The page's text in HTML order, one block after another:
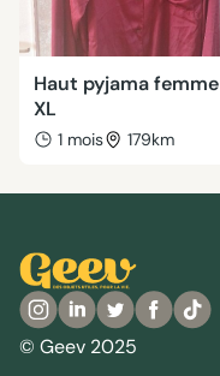
Haut pyjama femme
XL
1 mois 179km
© Geev 2025